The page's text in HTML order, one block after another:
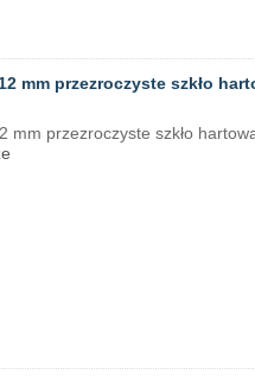
mm przezroczyste szkło
mm przezroczyste szkło